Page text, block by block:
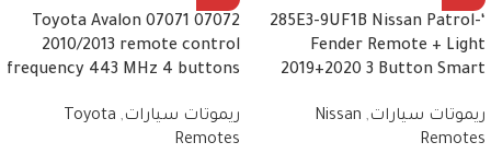
‘-285E3-9UF1B Nissan Patrol
Fender Remote + Light
2019+2020 3 Button Smart
ريموتات سيارات,
Nissan
Remotes
07072 07071 Toyota Avalon
2010/2013 remote control
frequency 443 MHz 4 buttons
ريموتات سيارات,
Toyota
Remotes